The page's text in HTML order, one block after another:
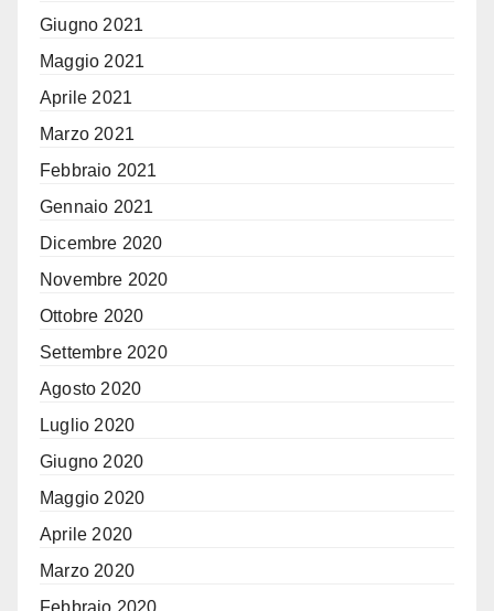
Giugno 2021
Maggio 2021
Aprile 2021
Marzo 2021
Febbraio 2021
Gennaio 2021
Dicembre 2020
Novembre 2020
Ottobre 2020
Settembre 2020
Agosto 2020
Luglio 2020
Giugno 2020
Maggio 2020
Aprile 2020
Marzo 2020